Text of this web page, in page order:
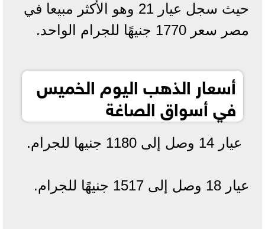
حيث سجل عيار 21 وهو الأكثر مبيعا في
مصر سعر 1770 جنيهًا للجرام الواحد.
أسعار الذهب اليوم الخميس
في أسواق الصاغة
عيار 14 وصل إلى 1180 جنيها للجرام.
عيار 18 وصل إلى 1517 جنيهًا للجرام.